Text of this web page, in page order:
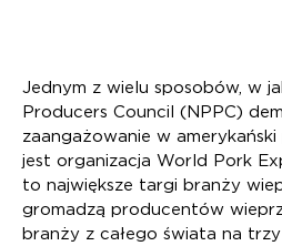
Jednym z wielu sposobów, w
Producers Council (NPPC)
zaangażowanie w amerykański
jest organizacja World Pork
to największe targi branży
gromadzą producentów
branży z całego świata na